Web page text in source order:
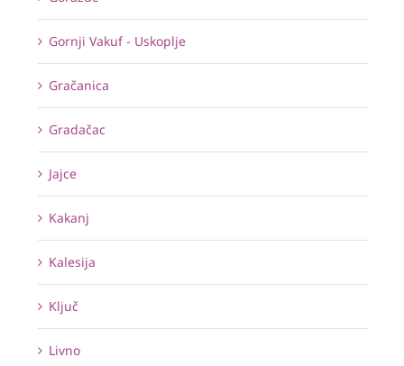
Gornji Vakuf - Uskoplje
Gračanica
Gradačac
Jajce
Kakanj
Kalesija
Ključ
Livno